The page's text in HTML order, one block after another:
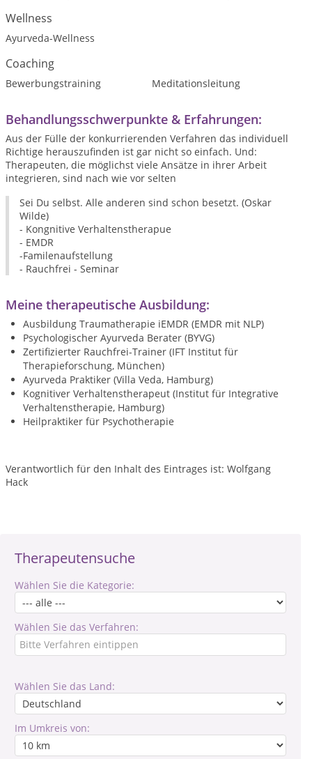
Therapeutensuche
Wählen Sie die Kategorie:
Wählen Sie das Verfahren:
Wählen Sie das Land:
Im Umkreis von:
Wellness
Ayurveda-Wellness
Coaching
Bewerbungstraining Meditationsleitung
Behandlungsschwerpunkte & Erfahrungen:
Aus der Fülle der konkurrierenden Verfahren das individuell
Richtige herauszufinden ist gar nicht so einfach. Und:
Therapeuten, die möglichst viele Ansätze in ihrer Arbeit
integrieren, sind nach wie vor selten
Sei Du selbst. Alle anderen sind schon besetzt. (Oskar
Wilde)
- Kongnitive Verhaltenstherapue
- EMDR
-Familenaufstellung
- Rauchfrei - Seminar
Meine therapeutische Ausbildung:
Ausbildung Traumatherapie iEMDR (EMDR mit NLP)
Psychologischer Ayurveda Berater (BYVG)
Zertifizierter Rauchfrei-Trainer (IFT Institut für
Therapieforschung, München)
Ayurveda Praktiker (Villa Veda, Hamburg)
Kognitiver Verhaltenstherapeut (Institut für Integrative
Verhaltenstherapie, Hamburg)
Heilpraktiker für Psychotherapie
Verantwortlich für den Inhalt des Eintrages ist: Wolfgang
Hack